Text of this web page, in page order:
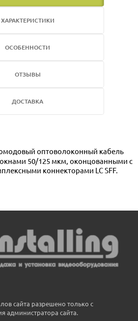
ХАРАКТЕРИСТИКИ
ОСОБЕННОСТИ
ОТЗЫВЫ
ДОСТАВКА
50/125 мкм, оконцованными с
коннекторами LC SFF.
сайта разрешено только с
администратора сайта.